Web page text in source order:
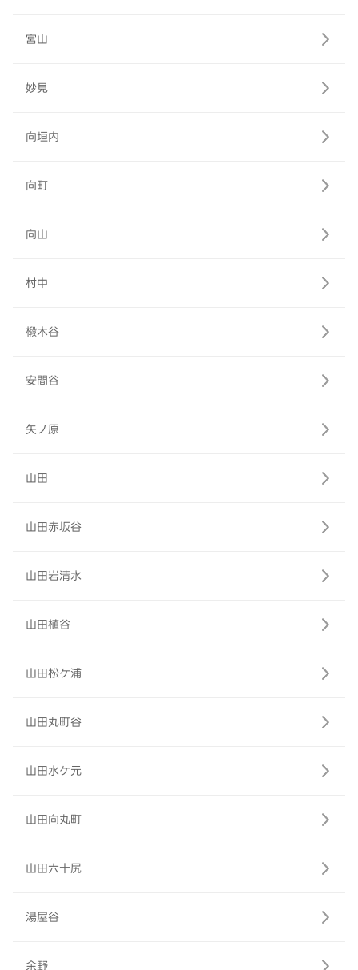
宮山
妙見
向垣内
向町
向山
村中
椴木谷
安間谷
矢ノ原
山田
山田赤坂谷
山田岩清水
山田植谷
山田松ケ浦
山田丸町谷
山田水ケ元
山田向丸町
山田六十尻
湯屋谷
余野